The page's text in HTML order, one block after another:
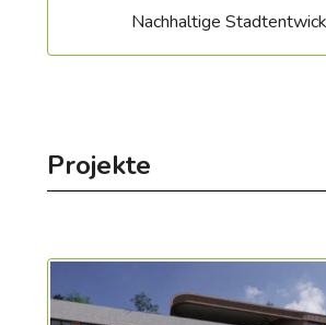
Nachhaltige
Projekte